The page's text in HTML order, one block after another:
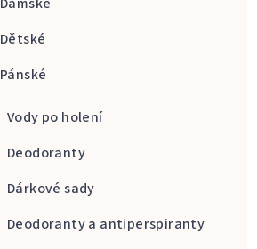
Dětské
Pánské
Vody po holení
Deodoranty
Dárkové sady
Deodoranty a antiperspiranty